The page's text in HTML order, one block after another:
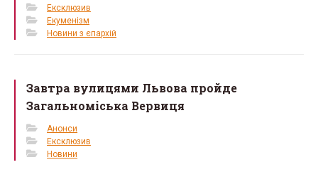
Ексклюзив
Екуменізм
Новини з єпархій
Завтра вулицями Львова пройде
Загальноміська Вервиця
Анонси
Ексклюзив
Новини